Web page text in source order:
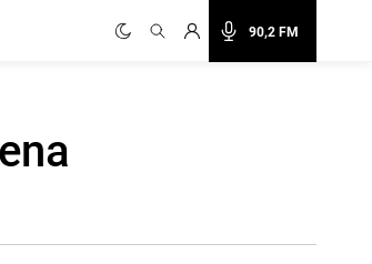
90,2 FM